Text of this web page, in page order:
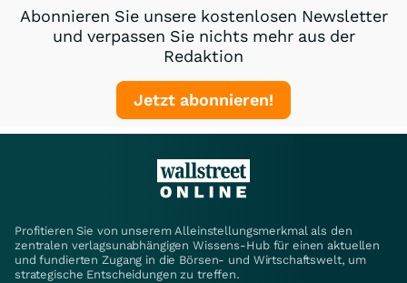
Abonnieren Sie unsere kostenlosen Newsletter
und verpassen Sie nichts mehr aus der
Redaktion
Jetzt abonnieren!
Profitieren Sie von unserem Alleinstellungsmerkmal als den
zentralen verlagsunabhängigen Wissens-Hub für einen aktuellen
und fundierten Zugang in die Börsen- und Wirtschaftswelt, um
strategische Entscheidungen zu treffen.